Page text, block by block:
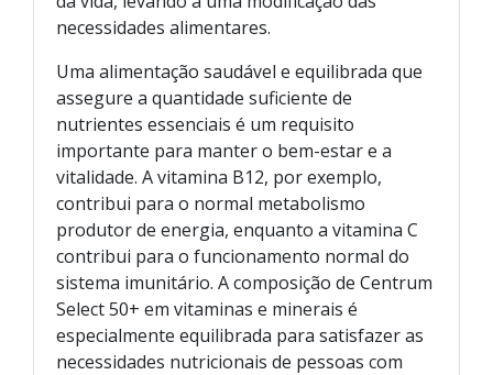
necessidades alimentares.
Uma alimentação saudável e equilibrada que
assegure a quantidade suficiente de
nutrientes essenciais é um requisito
importante para manter o bem-estar e a
vitalidade. A vitamina B12, por exemplo,
contribui para o normal metabolismo
produtor de energia, enquanto a vitamina C
contribui para o funcionamento normal do
sistema imunitário. A composição de Centrum
Select 50+ em vitaminas e minerais é
especialmente equilibrada para satisfazer as
necessidades nutricionais de pessoas com